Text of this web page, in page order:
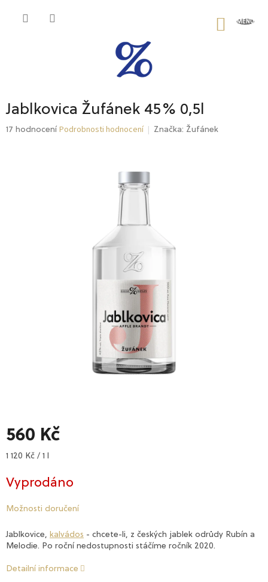
Jablkovica Žufánek 45% 0,5l
Průměrné
17 hodnocení Podrobnosti hodnocení Značka: Žufánek
560 Kč
Měrná
1 120 Kč / 1 l
Vyprodáno
Možnosti doručení
Jablkovice, kalvádos - chcete-li, z českých jablek odrůdy Rubín a
Melodie. Po roční nedostupnosti stáčíme ročník 2020.
Detailní informace